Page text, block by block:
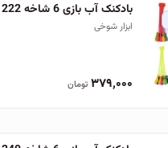
بادکنک آب بازی 6 شاخه 222 عددی
ابزار شوخی
۳۷۹٬۰۰۰ تومان